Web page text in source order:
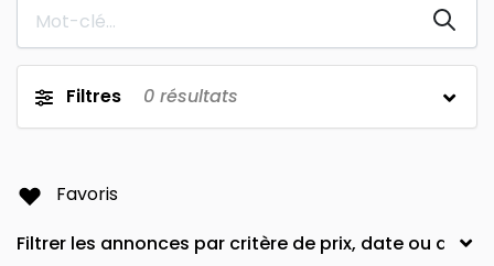
Filtres 0 résultats
Favoris